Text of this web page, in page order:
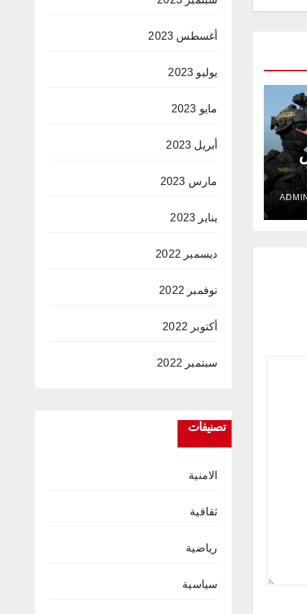
أغسطس 2023
يوليو 2023
مايو 2023
أبريل 2023
مارس 2023
يناير 2023
ديسمبر 2022
نوفمبر 2022
أكتوبر 2022
سبتمبر 2022
تصنيفات
الامنية
ثقافية
رياضية
سياسية